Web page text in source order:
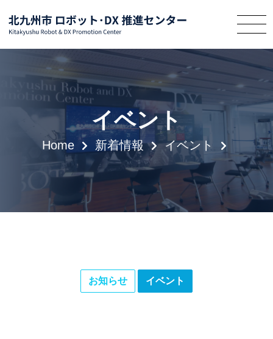
イベント
Home 新着情報 イベント
お知らせ イベント